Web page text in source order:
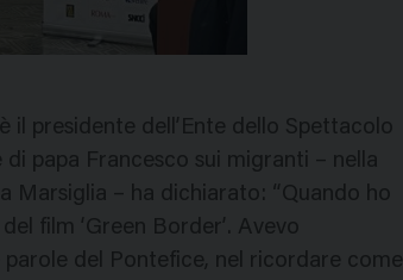
il presidente dell’Ente dello Spettacolo
papa Francesco sui migranti – nella
Marsiglia – ha dichiarato: “Quando ho
film ‘Green Border’. Avevo
parole del Pontefice, nel ricordare come